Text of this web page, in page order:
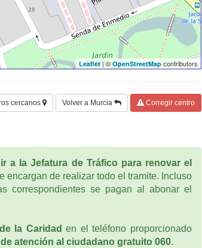
Leaflet| ©OpenStreetMap contributors
cercanos Volver a Murcia Corregir centro
a la Jefatura de Tráfico para renovar el
encargan de realizar todo el tramite. Incluso
correspondientes se pagan al abonar el
la Caridad en el teléfono proporcionado
de atención al ciudadano gratuito 060.